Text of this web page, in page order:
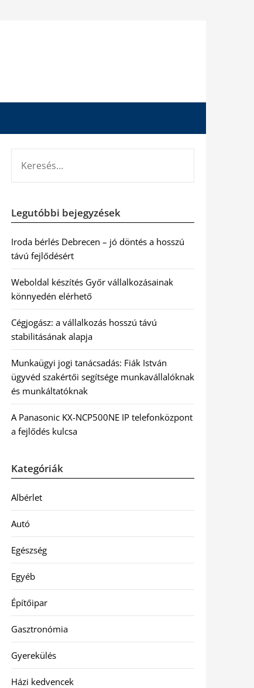
Legutóbbi bejegyzések
Iroda bérlés Debrecen – jó döntés a hosszú
távú fejlődésért
Weboldal készítés Győr vállalkozásainak
könnyedén elérhető
Cégjogász: a vállalkozás hosszú távú
stabilitásának alapja
Munkaügyi jogi tanácsadás: Fiák István
ügyvéd szakértői segítsége munkavállalóknak
és munkáltatóknak
A Panasonic KX-NCP500NE IP telefonközpont
a fejlődés kulcsa
Kategóriák
Albérlet
Autó
Egészség
Egyéb
Építőipar
Gasztronómia
Gyerekülés
Házi kedvencek